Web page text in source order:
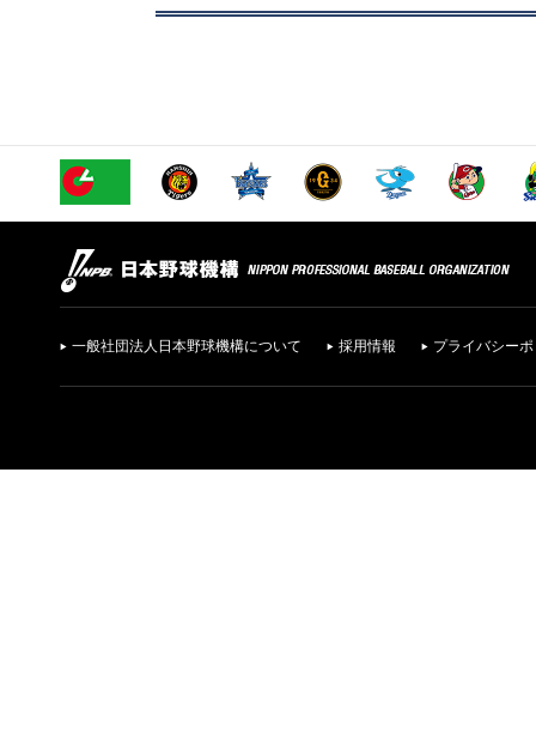
一般社団法人日本野球機構について 採用情報 プライバシー